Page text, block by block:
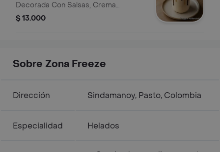
Decorada Con Salsas, Crema
Chantilly, Masmelos,
$ 13.000
Sobre Zona Freeze
Dirección Sindamanoy, Pasto, Colombia
Especialidad Helados